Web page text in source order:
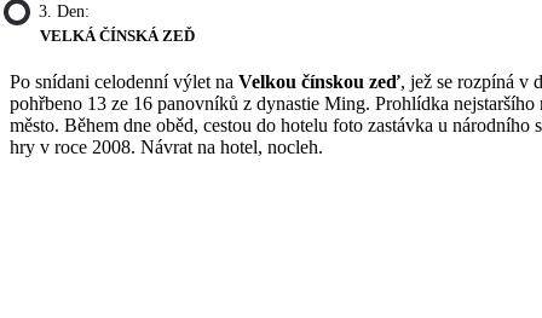
3. Den:
VELKÁ ČÍNSKÁ ZEĎ
Po snídani celodenní výlet na Velkou čínskou zeď, jež se rozpíná v
pohřbeno 13 ze 16 panovníků z dynastie Ming. Prohlídka
město. Během dne oběd, cestou do hotelu foto zastávka u národního
hry v roce 2008. Návrat na hotel, nocleh.